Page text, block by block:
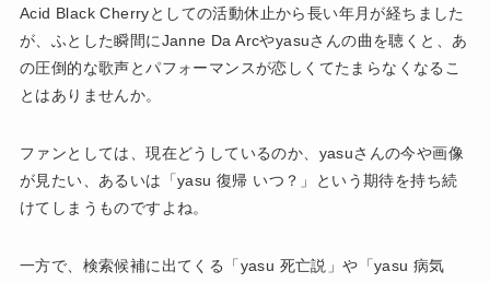
Acid Black Cherryとしての活動休止から長い年月が経ちました
が、ふとした瞬間にJanne Da Arcやyasuさんの曲を聴くと、あ
の圧倒的な歌声とパフォーマンスが恋しくてたまらなくなるこ
とはありませんか。
ファンとしては、現在どうしているのか、yasuさんの今や画像
が見たい、あるいは「yasu 復帰 いつ？」という期待を持ち続
けてしまうものですよね。
一方で、検索候補に出てくる「yasu 死亡説」や「yasu 病気